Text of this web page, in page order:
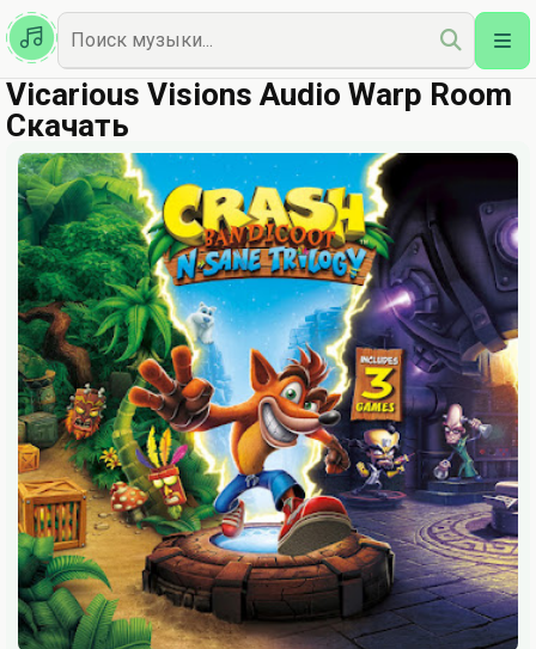
Казахская
Наш Топ
Vicarious Visions Audio Warp Room
Скачать